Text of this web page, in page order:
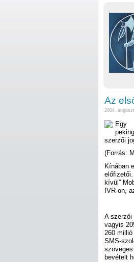
Az
2004.
Egy
szerzői
(Forrás:
Kínában
kívül”
IVR-on,
A szerzői
vagyis
260
SMS-
bevételt